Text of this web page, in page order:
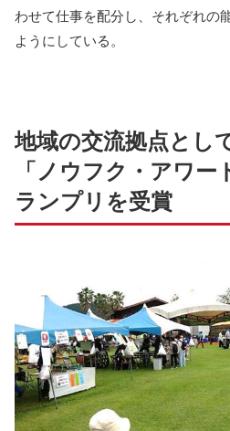
わせて仕事を配分し、それぞれの
ようにしている。
地域の交流拠点とし
「ノウフク・アワー
ランプリを受賞